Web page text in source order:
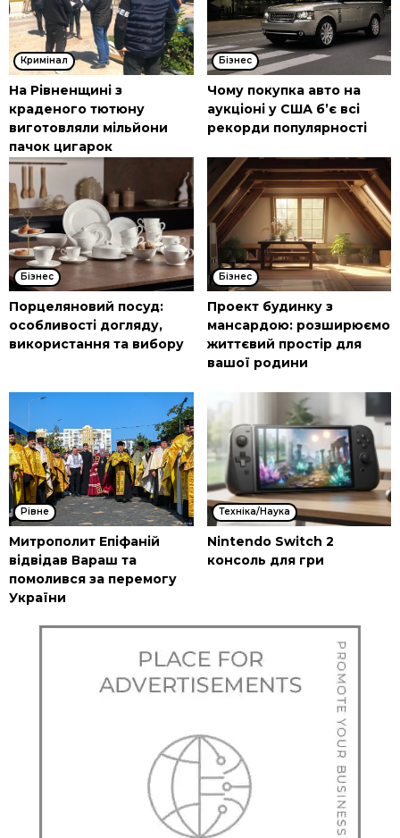
Кримінал
На Рівненщині з
краденого тютюну
виготовляли мільйони
пачок цигарок
Бізнес
Чому покупка авто на
аукціоні у США б’є всі
рекорди популярності
Бізнес
Порцеляновий посуд:
особливості догляду,
використання та вибору
Бізнес
Проект будинку з
мансардою: розширюємо
життєвий простір для
вашої родини
Рівне
Митрополит Епіфаній
відвідав Вараш та
помолився за перемогу
України
Техніка/Наука
Nintendo Switch 2
консоль для гри